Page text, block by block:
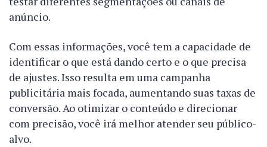
anúncio.
Com essas informações, você tem a capacidade de
identificar o que está dando certo e o que precisa
de ajustes. Isso resulta em uma campanha
publicitária mais focada, aumentando suas taxas de
conversão. Ao otimizar o conteúdo e direcionar
com precisão, você irá melhor atender seu público-
alvo.